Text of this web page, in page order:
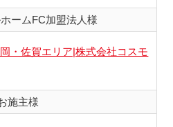
ームFC加盟法人様
・佐賀エリア|株式会社コスモ
施主様